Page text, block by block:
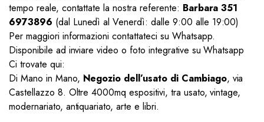
tempo reale, contattate la nostra referente: Barbara 351
6973896 (dal Lunedì al Venerdì: dalle 9:00 alle 19:00)
Per maggiori informazioni contattateci su Whatsapp.
Disponibile ad inviare video o foto integrative su Whatsapp
Ci trovate qui:
Di Mano in Mano, Negozio dell’usato di Cambiago, via
Castellazzo 8. Oltre 4000mq espositivi, tra usato, vintage,
modernariato, antiquariato, arte e libri.